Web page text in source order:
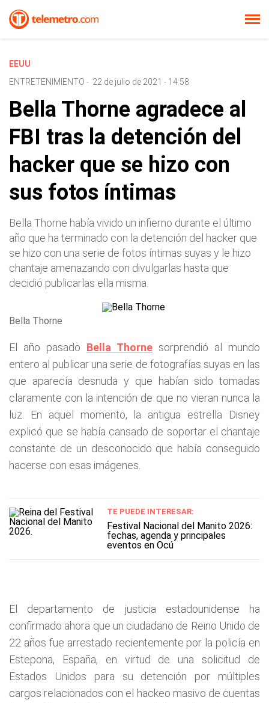
EEUU
ENTRETENIMIENTO - 22 de julio de 2021 - 14:58
Bella Thorne agradece al
FBI tras la detención del
hacker que se hizo con
sus fotos íntimas
Bella Thorne había vivido un infierno durante el último
año que ha terminado con la detención del hacker que
se hizo con una serie de fotos íntimas suyas y le hizo
chantaje amenazando con divulgarlas hasta que
decidió publicarlas ella misma.
Bella Thorne
El año pasado Bella Thorne sorprendió al mundo
entero al publicar una serie de fotografías suyas en las
que aparecía desnuda y que habían sido tomadas
claramente con la intención de que no vieran nunca la
luz. En aquel momento, la antigua estrella Disney
explicó que se había cansado de soportar el chantaje
constante de un desconocido que había conseguido
hacerse con esas imágenes.
TE PUEDE INTERESAR:
Festival Nacional del Manito 2026:
fechas, agenda y principales
eventos en Ocú
El departamento de justicia estadounidense ha
confirmado ahora que un ciudadano de Reino Unido de
22 años fue arrestado recientemente por la policía en
Estepona, España, en virtud de una solicitud de
Estados Unidos para su detención por múltiples
cargos relacionados con el hackeo masivo de cuentas